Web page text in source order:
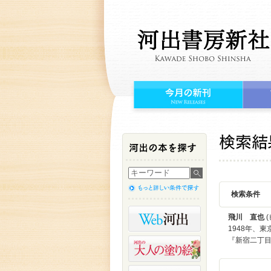
検索条件
飛川 直也(
1948年、東
『新宿二丁